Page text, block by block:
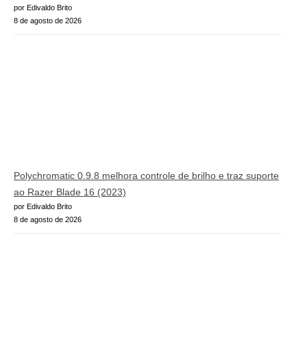
por Edivaldo Brito
8 de agosto de 2026
Polychromatic 0.9.8 melhora controle de brilho e traz suporte
ao Razer Blade 16 (2023)
por Edivaldo Brito
8 de agosto de 2026